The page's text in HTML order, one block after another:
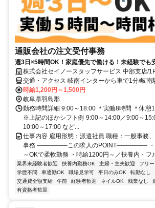
通販会社の注文受付事務
週3日×5時間OK！家庭優先で働ける！未経験でも
株式会社セイノースタッフサービス 中部支店/
交通・アクセス 岐南インターから車で1分/岐南
もOK
時給1,200円～1,500円
岐阜県羽島郡
勤務時間詳細 9:00～18:00 ＊実働8時間 ＊休憩
※上記のほかシフト例 9:00～14:00／9:00～
10:00～17:00 など...
仕事内容 雇用形態：派遣社員 職種：一般事務
事務 ―――――この求人のPOINT――――― ・
～OKで柔軟勤務 ・時給1200円～／扶養内・フ
業界未経験者歓迎 扶養内勤務OK 主婦・主夫歓迎 フリ
学歴不問
車通勤OK 職場見学可 平日のみOK 転勤なし
交通費全額支給
午前 経験者歓迎 ネイルOK 残業なし
有資格者歓迎